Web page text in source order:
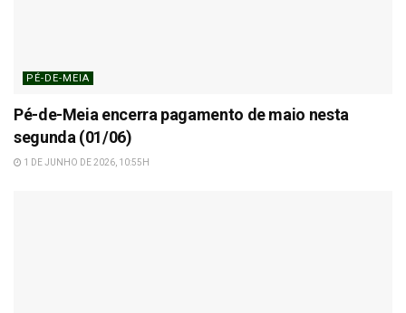
PÉ-DE-MEIA
Pé-de-Meia encerra pagamento de maio nesta
segunda (01/06)
1 DE JUNHO DE 2026, 10:55H